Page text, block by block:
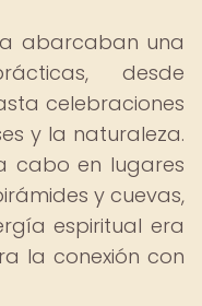
abarcaban una
desde
celebraciones
y la naturaleza.
cabo en lugares
y cuevas,
espiritual era
la conexión con